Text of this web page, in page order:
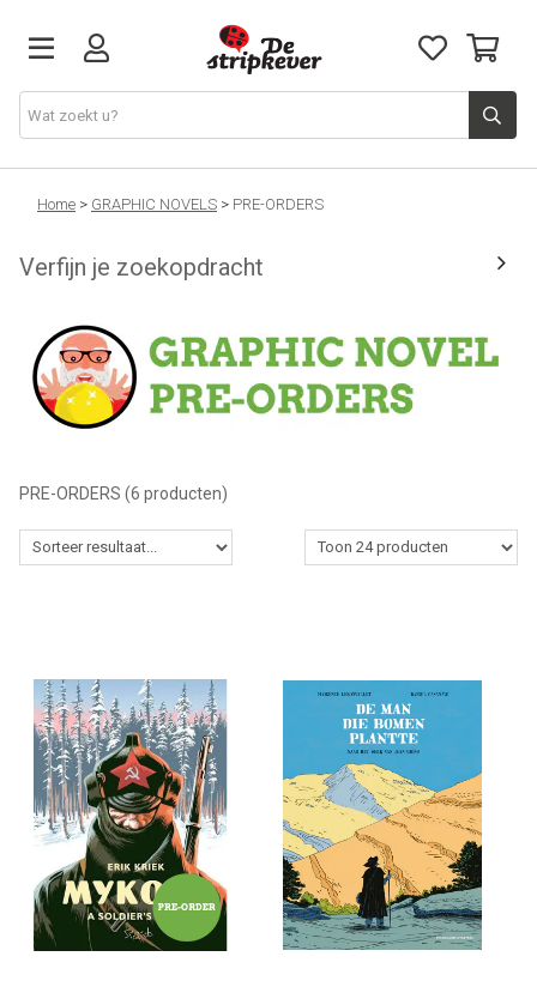
STRIPKEVER
NIEUWE RELEASES
EVENTS
STRIPS
GRAPHIC NOVELS
TOP-10
CADEAUBON
CONTACT
Home > GRAPHIC NOVELS > PRE-ORDERS
Verfijn je zoekopdracht
PRE-ORDERS (6 producten)